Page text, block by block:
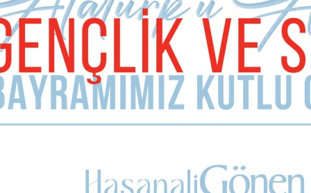
ESEN: İNATÇI DEĞİLİM, GERÇEKÇİYİM!
Sizi Fena Yanıltmışlar!
Sertifikalar Dağıtıldı